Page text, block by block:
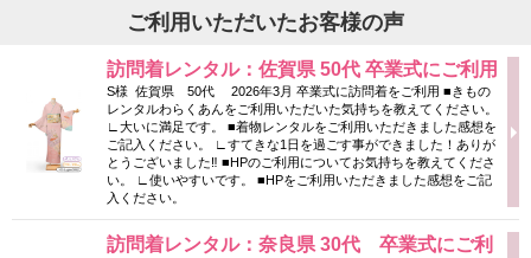
ご利用いただいたお客様の声
訪問着レンタル：佐賀県 50代 卒業式にご利用
S様 佐賀県 50代 2026年3月 卒業式に訪問着をご利用 ■きもの
レンタルわらくあんをご利用いただいた気持ちを教えてください。
∟大いに満足です。 ■着物レンタルをご利用いただきました感想を
ご記入ください。 ∟すてきな1日を過ごす事ができました！ありが
とうございました‼ ■HPのご利用についてお気持ちを教えてくださ
い。 ∟使いやすいです。 ■HPをご利用いただきました感想をご記
入ください。
訪問着レンタル：奈良県 30代 卒業式にご利